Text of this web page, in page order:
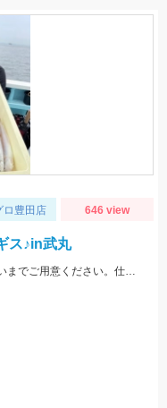
ロ豊田店 646 view
ス♪in武丸
まだ深場メインになるのでオモリは25号くらいまでご用意ください。仕掛けは8号針でOK